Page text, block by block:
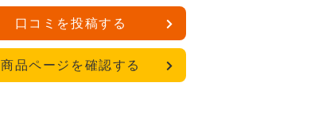
口コミを投稿する
商品ページを確認する